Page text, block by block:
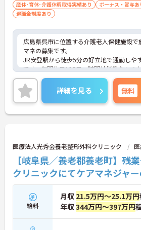
産休･育休･介護休暇取得実績あり
ボーナス・賞与あ
退職金制度あり
広島県呉市に位置する介護老人保健施設で
マネの募集です。
JR安登駅から徒歩5分の好立地で通勤しや
です。年間休日115日、時間外労働なしの
ライベートとの両立を図りながら働けます
去実績3.40ヶ月分、処遇改善金の支給もあ
した収入を目指せる求人です。
駅から近く通勤に便利です
・JR安登駅から徒歩5分
・マイカー通勤可能
・無料駐車場あり
→ ご自身に合った通勤方法を選択できま
■ 仕事と私生活を両立
無理なく働きやすい環境です
詳細を見る 無料
医療法人光秀会養老整形外科クリニック
【岐阜県／養老郡養老町】残
クリニックにてケアマネジャー
給料
月収 21.5万円～25.1万円
年収344万円～397万円